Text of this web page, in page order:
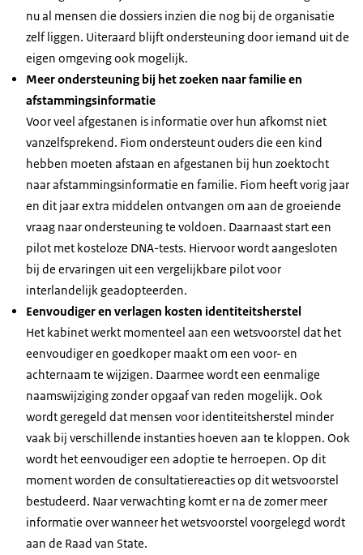
nu al mensen die dossiers inzien die nog bij de organisatie
zelf liggen. Uiteraard blijft ondersteuning door iemand uit de
eigen omgeving ook mogelijk.
Meer ondersteuning bij het zoeken naar familie en
afstammingsinformatie
Voor veel afgestanen is informatie over hun afkomst niet
vanzelfsprekend. Fiom ondersteunt ouders die een kind
hebben moeten afstaan en afgestanen bij hun zoektocht
naar afstammingsinformatie en familie. Fiom heeft vorig jaar
en dit jaar extra middelen ontvangen om aan de groeiende
vraag naar ondersteuning te voldoen. Daarnaast start een
pilot met kosteloze DNA-tests. Hiervoor wordt aangesloten
bij de ervaringen uit een vergelijkbare pilot voor
interlandelijk geadopteerden.
Eenvoudiger en verlagen kosten identiteitsherstel
Het kabinet werkt momenteel aan een wetsvoorstel dat het
eenvoudiger en goedkoper maakt om een voor- en
achternaam te wijzigen. Daarmee wordt een eenmalige
naamswijziging zonder opgaaf van reden mogelijk. Ook
wordt geregeld dat mensen voor identiteitsherstel minder
vaak bij verschillende instanties hoeven aan te kloppen. Ook
wordt het eenvoudiger een adoptie te herroepen. Op dit
moment worden de consultatiereacties op dit wetsvoorstel
bestudeerd. Naar verwachting komt er na de zomer meer
informatie over wanneer het wetsvoorstel voorgelegd wordt
aan de Raad van State.